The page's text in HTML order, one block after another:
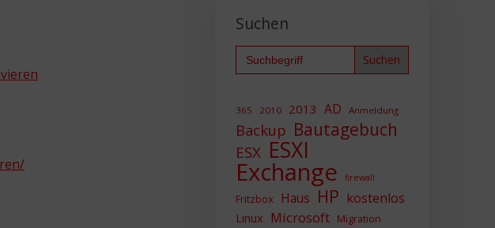
Suchen
Search
for:
365 2010 2013 AD Anmeldung
Backup Bautagebuch
ESX ESXI
Exchange firewall
Fritzbox Haus HP kostenlos
Linux Microsoft Migration